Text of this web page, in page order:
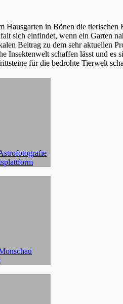
Hausgarten in Bönen die
sich einfindet, wenn ein Garten
Beitrag zu dem sehr aktuellen
Insektenwelt schaffen lässt und
für die bedrohte Tierwelt